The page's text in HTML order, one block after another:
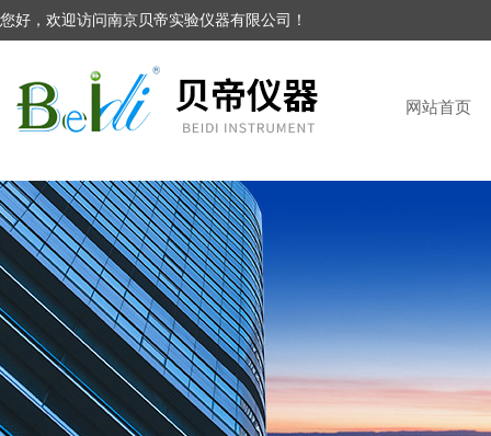
您好，欢迎访问南京贝帝实验仪器有限公司！
网站首页